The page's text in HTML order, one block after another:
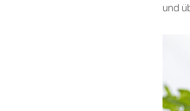
und